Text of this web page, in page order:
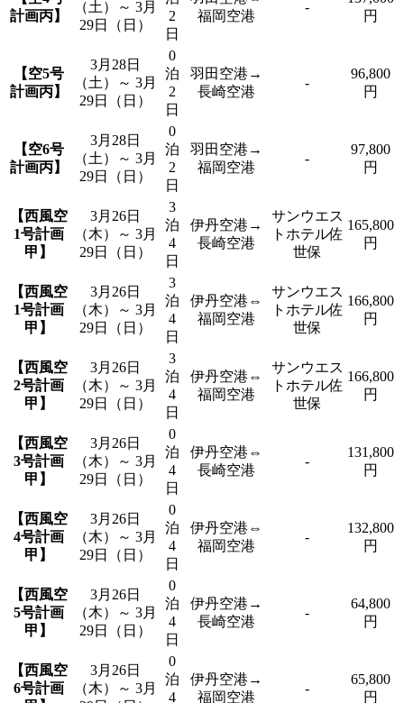
計画丙】
（土）～ 3月
29日（日）
2
日
福岡空港
-
円
【空5号
計画丙】
3月28日
（土）～ 3月
29日（日）
0
泊
2
日
羽田空港→
長崎空港
-
96,800
円
【空6号
計画丙】
3月28日
（土）～ 3月
29日（日）
0
泊
2
日
羽田空港→
福岡空港
-
97,800
円
【西風空
1号計画
甲】
3月26日
（木）～ 3月
29日（日）
3
泊
4
日
伊丹空港→
長崎空港
サンウエス
トホテル佐
世保
165,800
円
【西風空
1号計画
甲】
3月26日
（木）～ 3月
29日（日）
3
泊
4
日
伊丹空港⇔
福岡空港
サンウエス
トホテル佐
世保
166,800
円
【西風空
2号計画
甲】
3月26日
（木）～ 3月
29日（日）
3
泊
4
日
伊丹空港⇔
福岡空港
サンウエス
トホテル佐
世保
166,800
円
【西風空
3号計画
甲】
3月26日
（木）～ 3月
29日（日）
0
泊
4
日
伊丹空港⇔
長崎空港
-
131,800
円
【西風空
4号計画
甲】
3月26日
（木）～ 3月
29日（日）
0
泊
4
日
伊丹空港⇔
福岡空港
-
132,800
円
【西風空
5号計画
甲】
3月26日
（木）～ 3月
29日（日）
0
泊
4
日
伊丹空港→
長崎空港
-
64,800
円
【西風空
6号計画
3月26日
（木）～ 3月
0
泊
4
伊丹空港→
福岡空港
-
65,800
円